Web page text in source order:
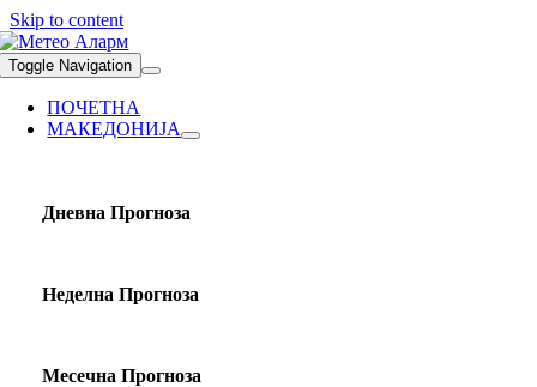
Skip to content
Toggle Navigation
ПОЧЕТНА
МАКЕДОНИЈА
Дневна Прогноза
Неделна Прогноза
Месечна Прогноза